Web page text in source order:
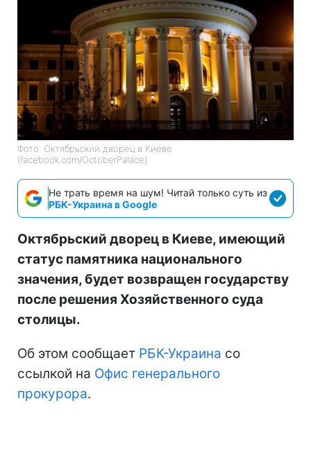
Фото: Октябрьский дворец в Киеве
(facebook.com/OctoberPalace)
Не трать время на шум! Читай только суть из
РБК-Украина в Google
Октябрьский дворец в Киеве, имеющий
статус памятника национального
значения, будет возвращен государству
после решения Хозяйственного суда
столицы.
Об этом сообщает РБК-Украина со
ссылкой на Офис генерального
прокурора.